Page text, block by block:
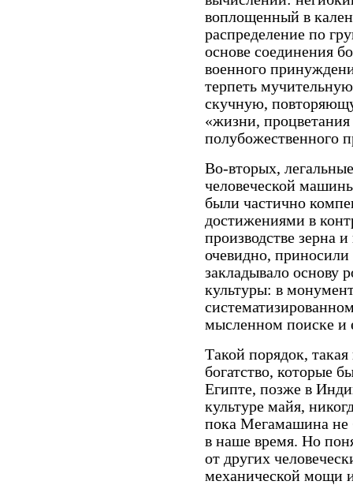
воплощенный в
распределение по
основе соединения
военного
терпеть
скучную,
«жизни,
полубожественного
Во-вторых,
человеческой
были частично
достижениями в
производстве зерна
очевидно,
закладывало основу
культуры: в
мысленном поиске и
Такой порядок, такая
богатство, которые
Египте, позже в
культуре майя,
пока Мегамашина не
в наше время. Но
от других
механической мощи